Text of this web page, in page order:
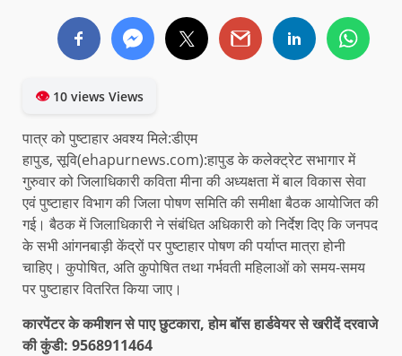
👁10 views Views
पात्र को पुष्टाहार अवश्य मिले:डीएम
हापुड, सूवि(ehapurnews.com):हापुड के कलेक्ट्रेट सभागार में
गुरुवार को जिलाधिकारी कविता मीना की अध्यक्षता में बाल विकास सेवा
एवं पुष्टाहार विभाग की जिला पोषण समिति की समीक्षा बैठक आयोजित की
गई। बैठक में जिलाधिकारी ने संबंधित अधिकारी को निर्देश दिए कि जनपद
के सभी आंगनबाड़ी केंद्रों पर पुष्टाहार पोषण की पर्याप्त मात्रा होनी
चाहिए। कुपोषित, अति कुपोषित तथा गर्भवती महिलाओं को समय-समय
पर पुष्टाहार वितरित किया जाए।
कारपेंटर के कमीशन से पाए छुटकारा, होम बॉस हार्डवेयर से खरीदें दरवाजे
की कुंडी: 9568911464